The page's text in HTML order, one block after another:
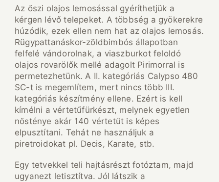
Az őszi olajos lemosással gyéríthetjük a
kérgen lévő telepeket. A többség a gyökerekre
húzódik, ezek ellen nem hat az olajos lemosás.
Rügypattanáskor-zöldbimbós állapotban
felfelé vándorolnak, a viaszburkot feloldó
olajos rovarölők mellé adagolt Pirimorral is
permetezhetünk. A II. kategóriás Calypso 480
SC-t is megemlítem, mert nincs több III.
kategóriás készítmény ellene. Ezért is kell
kímélni a vértetűfürkészt, melynek egyetlen
nősténye akár 140 vértetűt is képes
elpusztítani. Tehát ne használjuk a
piretroidokat pl. Decis, Karate, stb.
Egy tetvekkel teli hajtásrészt fotóztam, majd
ugyanezt letisztítva. Jól látszik a